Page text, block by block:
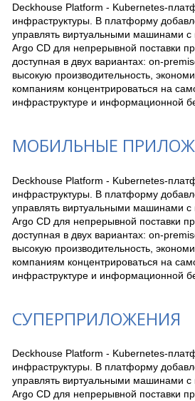
Deckhouse Platform - Kubernetes-
инфраструктуры. В платформу
управлять виртуальными машинами
Argo CD для непрерывной поставки
доступная в двух вариантах: on-
высокую производительность,
компаниям концентрироваться на
инфраструктуре и информационной
МОБИЛЬНЫЕ
Deckhouse Platform - Kubernetes-
инфраструктуры. В платформу
управлять виртуальными машинами
Argo CD для непрерывной поставки
доступная в двух вариантах: on-
высокую производительность,
компаниям концентрироваться на
инфраструктуре и информационной
СУПЕРПРИЛОЖЕНИЯ
Deckhouse Platform - Kubernetes-
инфраструктуры. В платформу
управлять виртуальными машинами
Argo CD для непрерывной поставки